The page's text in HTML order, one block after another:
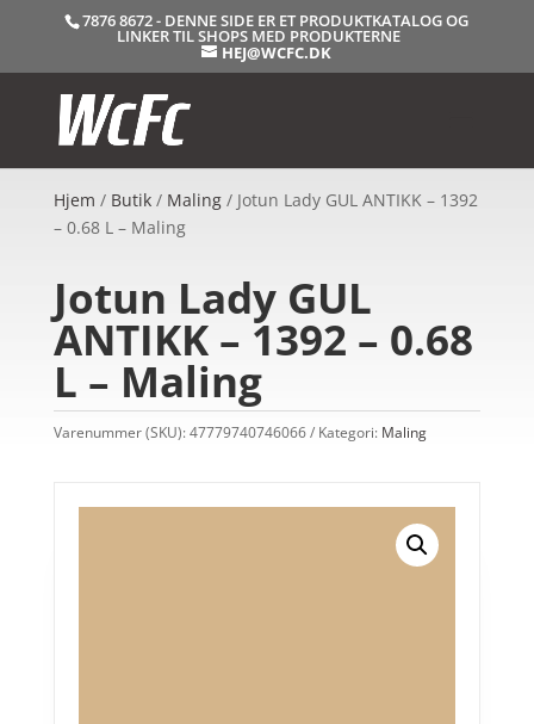
7876 8672 - DENNE SIDE ER ET PRODUKTKATALOG OG
LINKER TIL SHOPS MED PRODUKTERNE
HEJ@WCFC.DK
Hjem / Butik/ Maling/ Jotun Lady GUL ANTIKK – 1392
– 0.68 L – Maling
Jotun Lady GUL
ANTIKK – 1392 – 0.68
L – Maling
Varenummer (SKU):47779740746066 Kategori: Maling